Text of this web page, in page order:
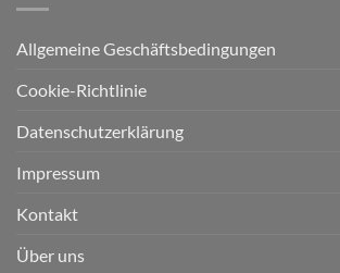
Allgemeine Geschäftsbedingungen
Cookie-Richtlinie
Datenschutzerklärung
Impressum
Kontakt
Über uns